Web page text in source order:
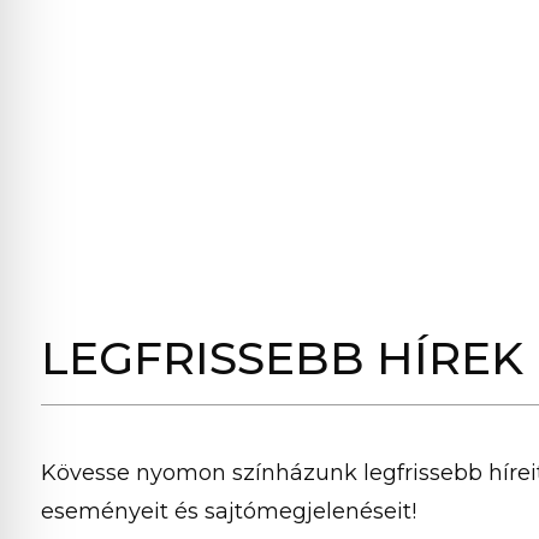
LEGFRISSEBB HÍREK
Kövesse nyomon színházunk legfrissebb
eseményeit és sajtómegjelenéseit!